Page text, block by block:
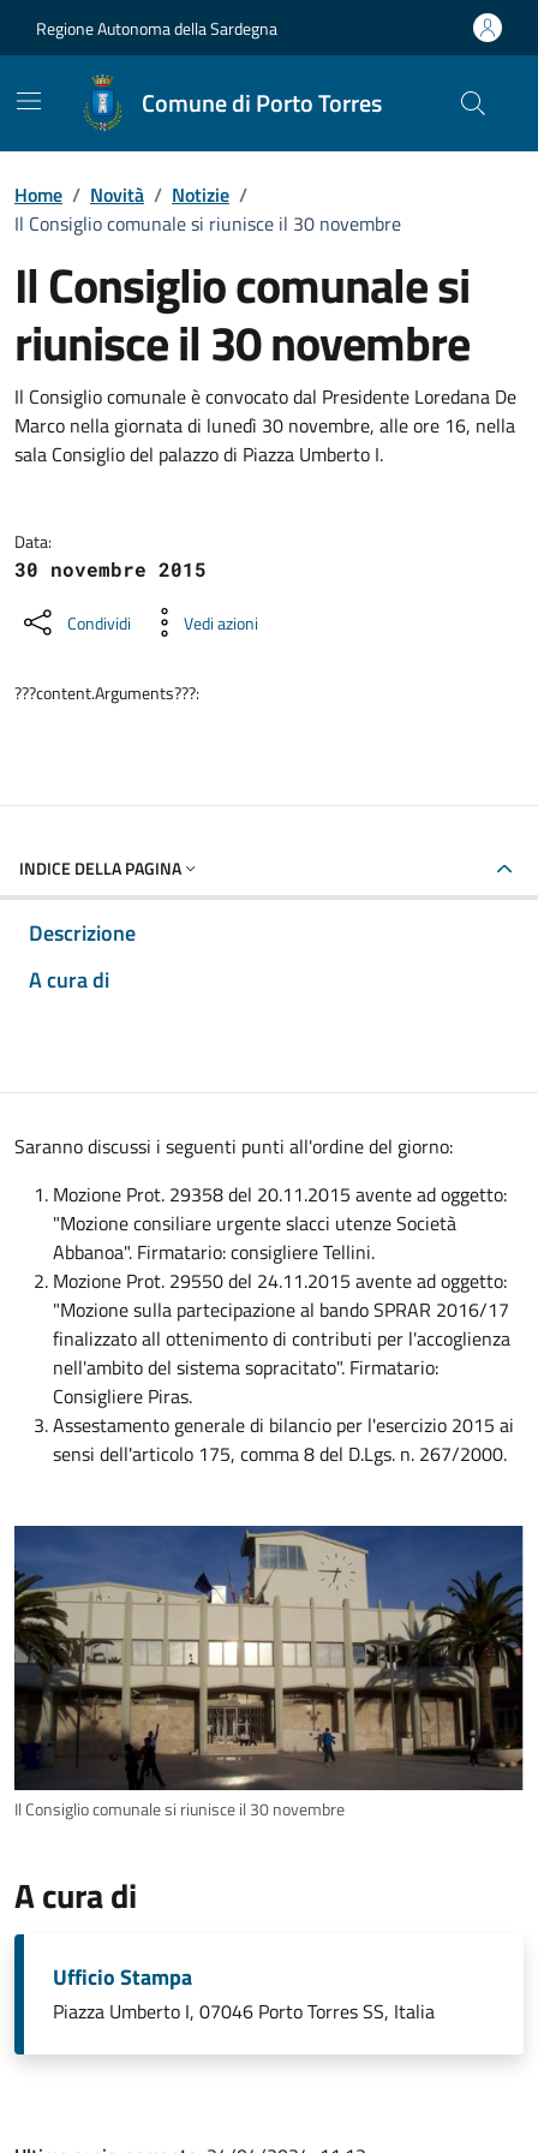
Regione Autonoma della Sardegna
Comune di Porto Torres
Home / Novità / Notizie /
Il Consiglio comunale si riunisce il 30 novembre
Il Consiglio comunale si
riunisce il 30 novembre
Dettagli della notizia
Il Consiglio comunale è convocato dal Presidente Loredana De
Marco nella giornata di lunedì 30 novembre, alle ore 16, nella
sala Consiglio del palazzo di Piazza Umberto I.
Data:
30 novembre 2015
Condividi Vedi azioni
???content.Arguments???:
INDICE DELLA PAGINA
Descrizione
A cura di
Saranno discussi i seguenti punti all'ordine del giorno:
Mozione Prot. 29358 del 20.11.2015 avente ad oggetto:
"Mozione consiliare urgente slacci utenze Società
Abbanoa". Firmatario: consigliere Tellini.
Mozione Prot. 29550 del 24.11.2015 avente ad oggetto:
"Mozione sulla partecipazione al bando SPRAR 2016/17
finalizzato all ottenimento di contributi per l'accoglienza
nell'ambito del sistema sopracitato". Firmatario:
Consigliere Piras.
Assestamento generale di bilancio per l'esercizio 2015 ai
sensi dell'articolo 175, comma 8 del D.Lgs. n. 267/2000.
Il Consiglio comunale si riunisce il 30 novembre
A cura di
Ufficio Stampa
Piazza Umberto I, 07046 Porto Torres SS, Italia